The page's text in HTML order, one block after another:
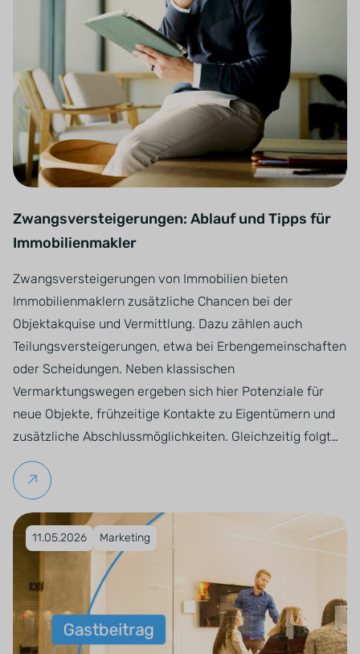
Zwangsversteigerungen: Ablauf und Tipps für
Immobilienmakler
Zwangsversteigerungen von Immobilien bieten
Immobilienmaklern zusätzliche Chancen bei der
Objektakquise und Vermittlung. Dazu zählen auch
Teilungsversteigerungen, etwa bei Erbengemeinschaften
oder Scheidungen. Neben klassischen
Vermarktungswegen ergeben sich hier Potenziale für
neue Objekte, frühzeitige Kontakte zu Eigentümern und
zusätzliche Abschlussmöglichkeiten. Gleichzeitig folgt…
Weiterlesen
Veröffentlicht am 11.05.2026
11.05.2026 Marketing